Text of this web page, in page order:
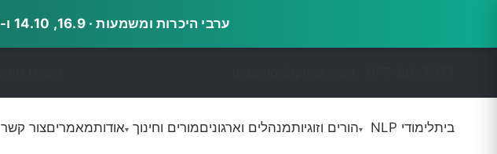
ערבי היכרות ומשמעות · 16.9, 14.10 ו-21.10 · מספר המקומות מוגבל
ביתלימודי NLP ▾הורים וזוגיותמנהלים וארגוניםמורים וחינוך ▾אודותמאמריםצור קשר